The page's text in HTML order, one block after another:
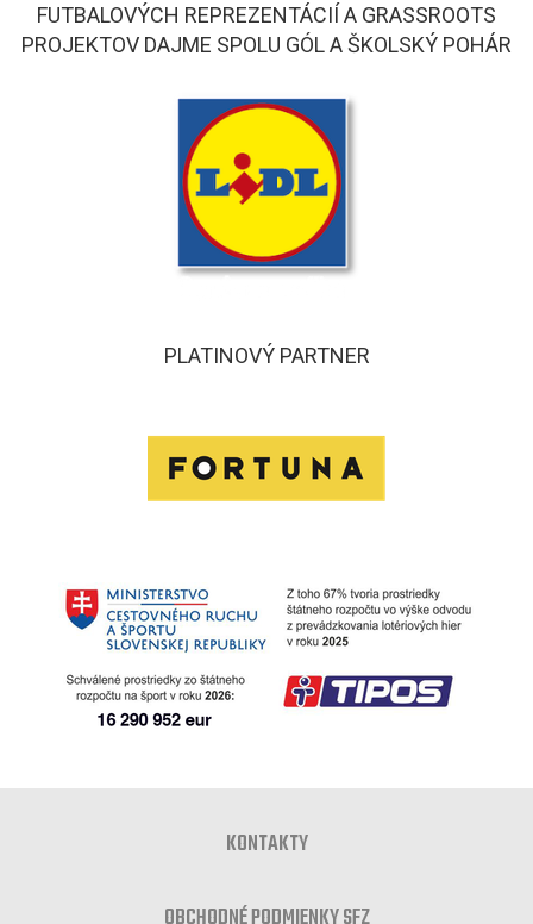
FUTBALOVÝCH REPREZENTÁCIÍ A GRASSROOTS
PROJEKTOV DAJME SPOLU GÓL A ŠKOLSKÝ POHÁR
PLATINOVÝ PARTNER
KONTAKTY
OBCHODNÉ PODMIENKY SFZ